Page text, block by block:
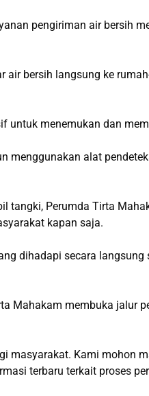
pengiriman air bersih
bersih langsung ke
untuk menemukan dan
menggunakan alat
tangki, Perumda Tirta
kapan saja.
dihadapi secara langsung
Mahakam membuka jalur
masyarakat. Kami mohon
terbaru terkait proses